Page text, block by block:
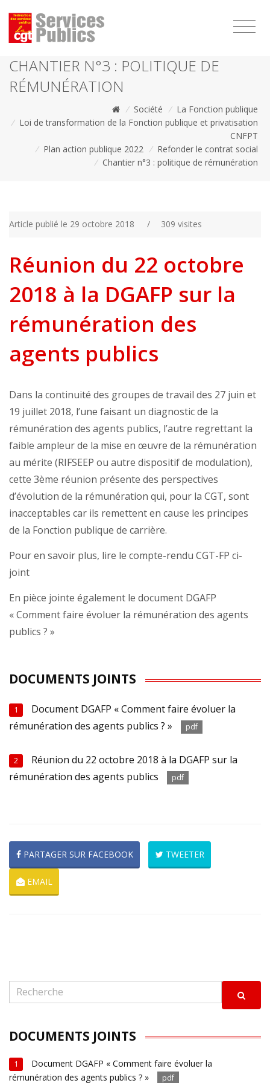
CHANTIER N°3 : POLITIQUE DE
RÉMUNÉRATION
/ Société / La Fonction publique
/ Loi de transformation de la Fonction publique et privatisation
CNFPT
/ Plan action publique 2022 / Refonder le contrat social
/ Chantier n°3 : politique de rémunération
Article publié le 29 octobre 2018 / 309 visites
Réunion du 22 octobre
2018 à la DGAFP sur la
rémunération des
agents publics
Dans la continuité des groupes de travail des 27 juin et
19 juillet 2018, l’une faisant un diagnostic de la
rémunération des agents publics, l’autre regrettant la
faible ampleur de la mise en œuvre de la rémunération
au mérite (RIFSEEP ou autre dispositif de modulation),
cette 3ème réunion présente des perspectives
d’évolution de la rémunération qui, pour la CGT, sont
inacceptables car ils remettent en cause les principes
de la Fonction publique de carrière.
Pour en savoir plus, lire le compte-rendu CGT-FP ci-
joint
En pièce jointe également le document DGAFP
« Comment faire évoluer la rémunération des agents
publics ? »
DOCUMENTS JOINTS
1
Document DGAFP « Comment faire évoluer la
rémunération des agents publics ? »
pdf
2
Réunion du 22 octobre 2018 à la DGAFP sur la
rémunération des agents publics
pdf
PARTAGER SUR FACEBOOK TWEETER
EMAIL
DOCUMENTS JOINTS
1
Document DGAFP « Comment faire évoluer la
rémunération des agents publics ? »
pdf